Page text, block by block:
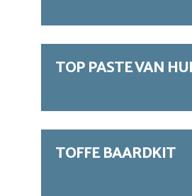
TOP PASTE VAN
TOFFE BAARDKIT